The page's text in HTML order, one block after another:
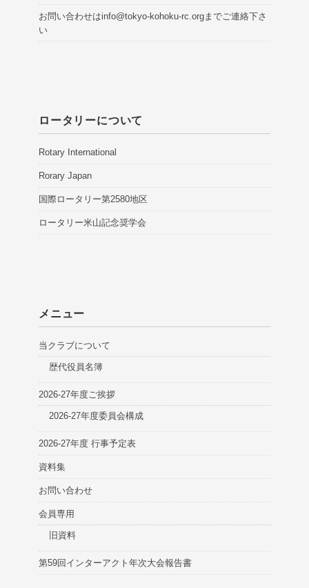
お問い合わせはinfo@tokyo-kohoku-rc.orgまでご連絡下さ
い
ロータリーについて
Rotary International
Rorary Japan
国際ロータリー第2580地区
ロータリー米山記念奨学会
メニュー
当クラブについて
歴代役員名簿
2026-27年度ご挨拶
2026-27年度委員会構成
2026-27年度 行事予定表
資料集
お問い合わせ
会員専用
旧資料
第59回インターアクト年次大会報告書